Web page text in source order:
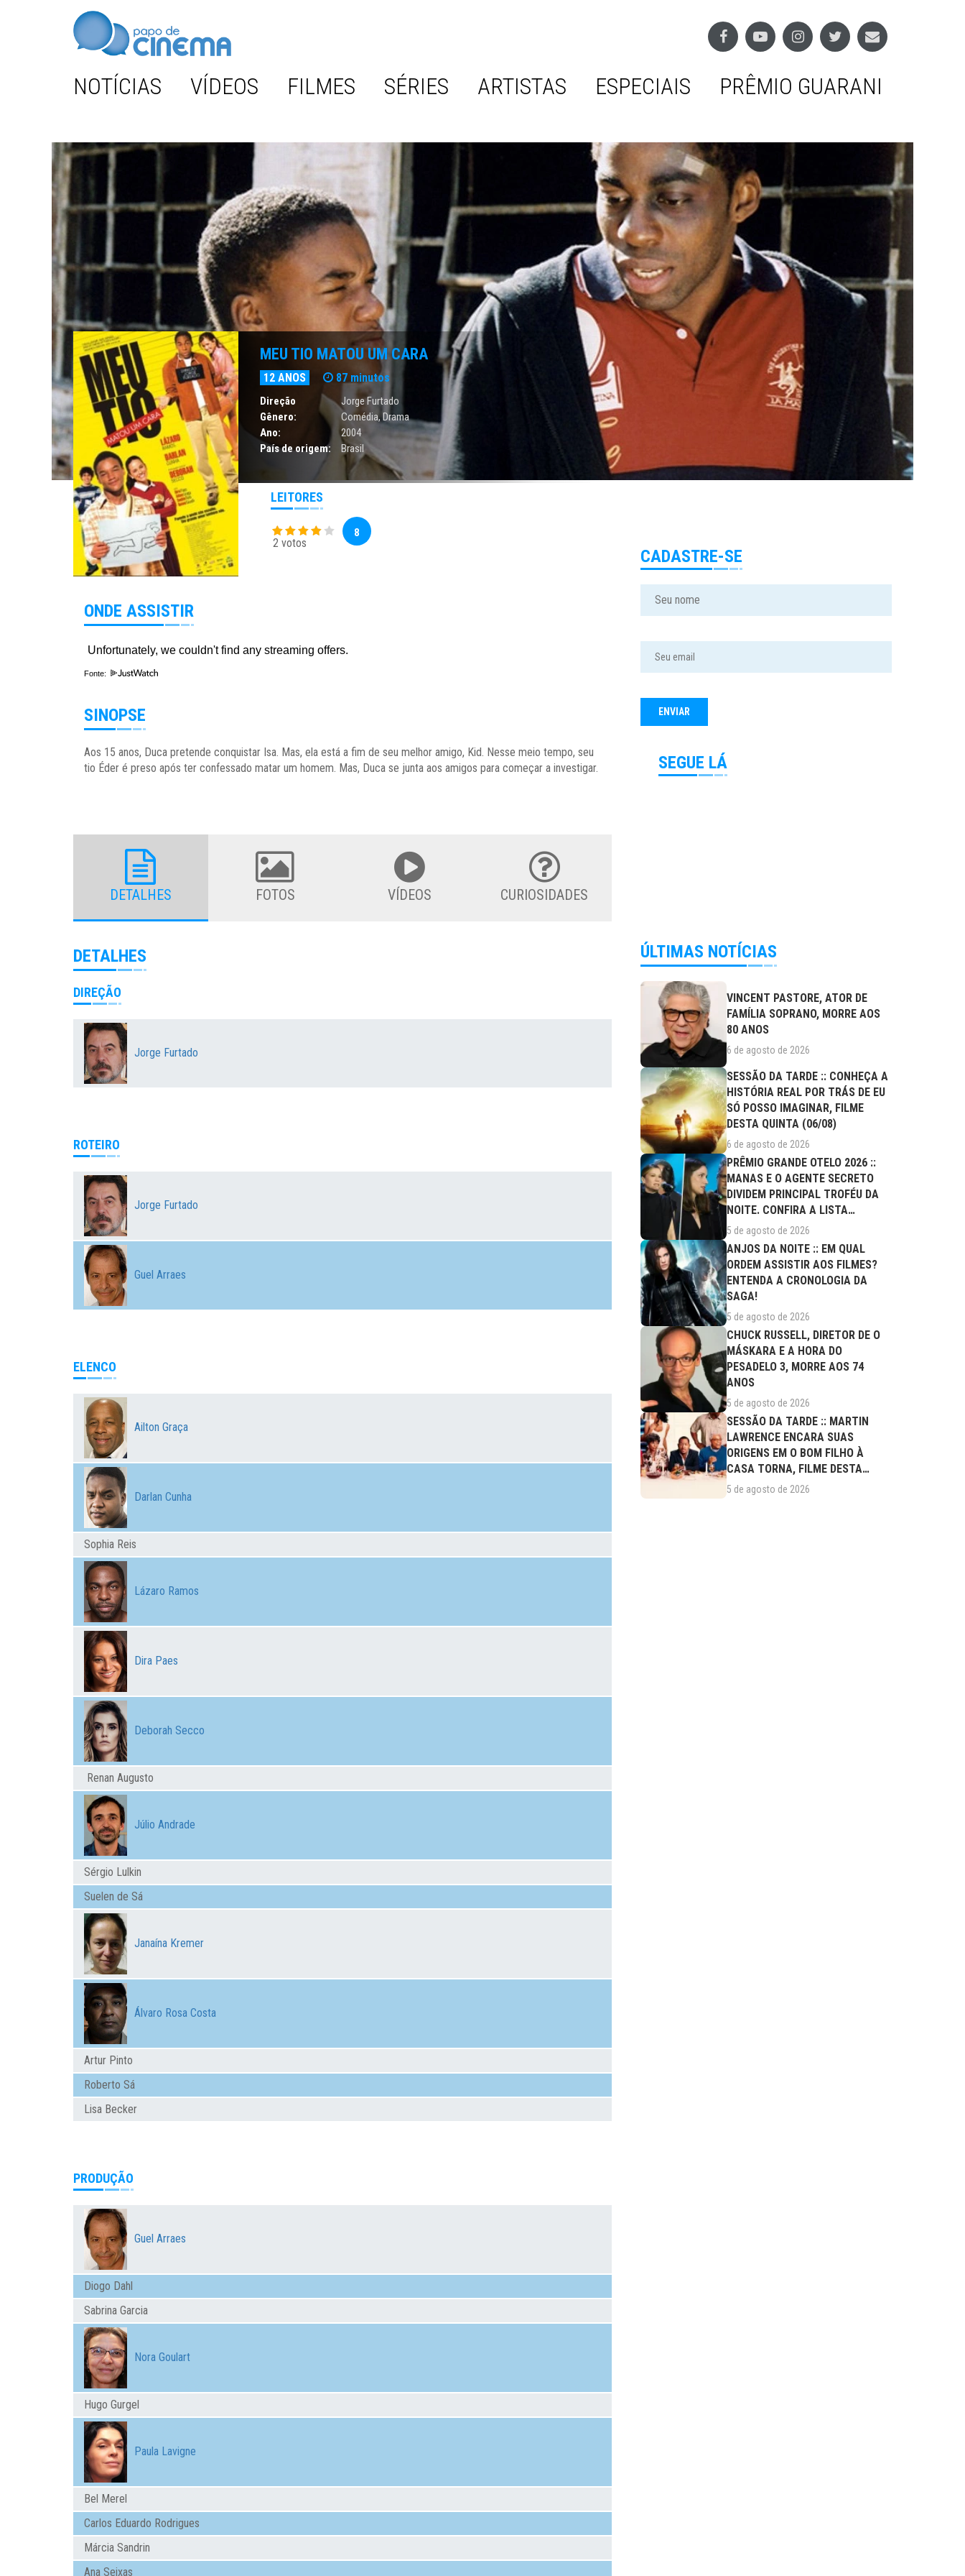
NOTÍCIAS VÍDEOS FILMES SÉRIES ARTISTAS ESPECIAIS PRÊMIO GUARANI
MEU TIO MATOU UM CARA
12 ANOS 87 minutos
Direção
Jorge Furtado
Gênero:
Comédia,Drama
Ano:
2004
País de origem:
Brasil
LEITORES
2 votos
8
ONDE ASSISTIR
Fonte:
SINOPSE
Aos 15 anos, Duca pretende conquistar Isa. Mas, ela está a fim de seu melhor amigo, Kid. Nesse meio tempo, seu
tio Éder é preso após ter confessado matar um homem. Mas, Duca se junta aos amigos para começar a investigar.
DETALHES FOTOS VÍDEOS CURIOSIDADES
DETALHES
DIREÇÃO
Jorge Furtado
ROTEIRO
Jorge Furtado
Guel Arraes
ELENCO
Ailton Graça
Darlan Cunha
Sophia Reis
Lázaro Ramos
Dira Paes
Deborah Secco
Renan Augusto
Júlio Andrade
Sérgio Lulkin
Suelen de Sá
Janaína Kremer
Álvaro Rosa Costa
Artur Pinto
Roberto Sá
Lisa Becker
PRODUÇÃO
Guel Arraes
Diogo Dahl
Sabrina Garcia
Nora Goulart
Hugo Gurgel
Paula Lavigne
Bel Merel
Carlos Eduardo Rodrigues
Márcia Sandrin
Ana Seixas
CADASTRE-SE
SEGUE LÁ
ÚLTIMAS NOTÍCIAS
VINCENT PASTORE, ATOR DE
FAMÍLIA SOPRANO, MORRE AOS
80 ANOS
6 de agosto de 2026
SESSÃO DA TARDE :: CONHEÇA A
HISTÓRIA REAL POR TRÁS DE EU
SÓ POSSO IMAGINAR, FILME
DESTA QUINTA (06/08)
6 de agosto de 2026
PRÊMIO GRANDE OTELO 2026 ::
MANAS E O AGENTE SECRETO
DIVIDEM PRINCIPAL TROFÉU DA
NOITE. CONFIRA A LISTA
COMPLETA DE...
5 de agosto de 2026
ANJOS DA NOITE :: EM QUAL
ORDEM ASSISTIR AOS FILMES?
ENTENDA A CRONOLOGIA DA
SAGA!
5 de agosto de 2026
CHUCK RUSSELL, DIRETOR DE O
MÁSKARA E A HORA DO
PESADELO 3, MORRE AOS 74
ANOS
5 de agosto de 2026
SESSÃO DA TARDE :: MARTIN
LAWRENCE ENCARA SUAS
ORIGENS EM O BOM FILHO À
CASA TORNA, FILME DESTA
QUARTA (05/08)
5 de agosto de 2026